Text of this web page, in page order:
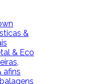
&
& Eco
afins